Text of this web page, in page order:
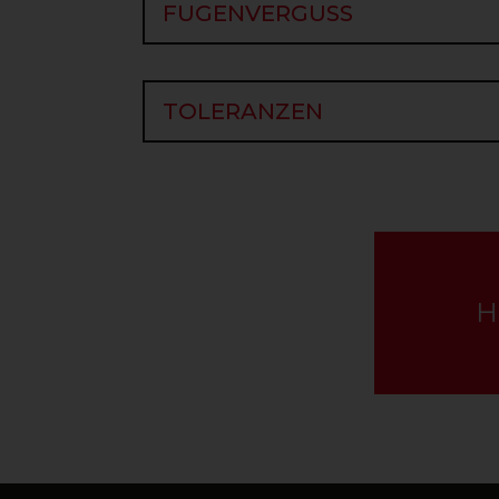
FUGENVERGUSS
TOLERANZEN